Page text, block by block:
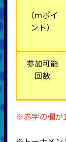
（ｍポイ
ント）
参加可能
回数
※赤字の欄が